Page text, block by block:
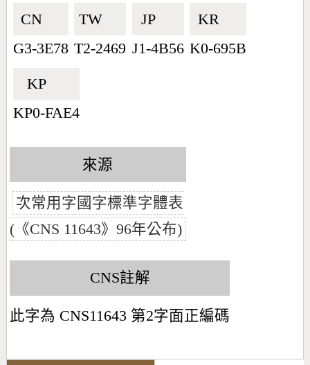
CN🇨🇳
G3-3E78
TW🇹🇼
T2-2469
JP🇯🇵
J1-4B56
KR🇰🇷
K0-695B
KP🇰🇵
KP0-FAE4
來源
次常用字國字標準字體表
(《CNS 11643》96年公布)
CNS註解
此字為 CNS11643 第2字面正編碼